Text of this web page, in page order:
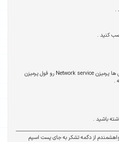
سپس بعد از ایجاد سایت در IIS به پوشه فایل ها پرمیزن Network service رو فول پرمیزن
.
باشید .
از دگمه تشکر به جای پست اسپم